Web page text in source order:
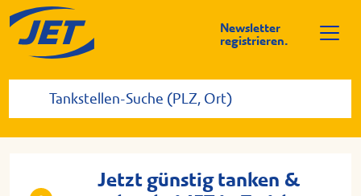
Newsletter
registrieren.
Jetzt günstig tanken &